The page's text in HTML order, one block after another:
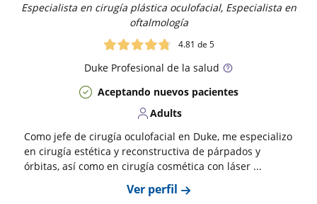
Especialista en cirugía plástica oculofacial, Especialista en
oftalmología
4.81 de 5
Duke Profesional de la salud
Aceptando nuevos pacientes
Adults
Como jefe de cirugía oculofacial en Duke, me especializo
en cirugía estética y reconstructiva de párpados y
órbitas, así como en cirugía cosmética con láser ...
Ver perfil